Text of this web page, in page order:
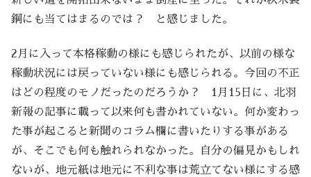
鋼にも当てはまるのでは？ と感じました。
2月に入って本格稼動の様にも感じられたが、以前の様な
稼動状況には戻っていない様にも感じられる。今回の不正
はどの程度のモノだったのだろうか？ 1月15日に、北羽
新報の記事に載って以来何も書かれていない。何か変わっ
た事が起こると新聞のコラム欄に書いたりする事がある
が、そこでも何も触れられなかった。自分の偏見かもしれ
ないが、地元紙は地元に不利な事は荒立てない様にする感